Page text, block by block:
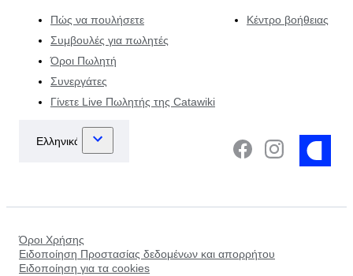
Πώς να πουλήσετε
Συμβουλές για πωλητές
Όροι Πωλητή
Συνεργάτες
Γίνετε Live Πωλητής της Catawiki
Κέντρο βοήθειας
Όροι Χρήσης
Ειδοποίηση Προστασίας δεδομένων και απορρήτου
Ειδοποίηση για τα cookies